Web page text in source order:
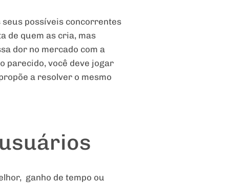
possíveis concorrentes
de quem as cria, mas
dor no mercado com a
parecido, você deve jogar
a resolver o mesmo
ganho de tempo ou